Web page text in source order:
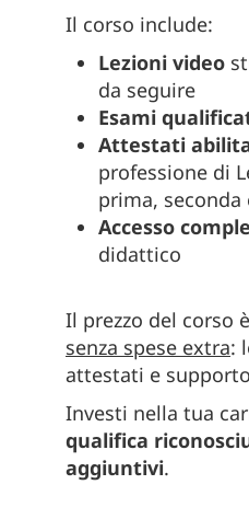
Il corso include:
Lezioni video
da seguire
Esami
Attestati
professione di
prima, seconda
Accesso
didattico
Il prezzo del corso è
senza spese extra:
attestati e
Investi nella tua
qualifica
aggiuntivi.